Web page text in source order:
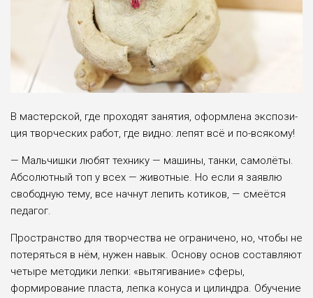
В мастерской, где проходят занятия, оформлена экспози­
ция творческих работ, где видно: лепят всё и по-всякому!
— Мальчишки любят технику — машины, танки, самолёты.
Абсолютный топ у всех — животные. Но если я заявлю
свободную тему, все нач­нут лепить котиков, — смеётся
педагог.
Пространство для творчества не ограничено, но, что­бы не
потеряться в нём, нужен навык. Основу основ составляют
четыре методики лепки: «вытягивание» сфе­ры,
формирование пласта, лепка конуса и цилиндра. Об­учение